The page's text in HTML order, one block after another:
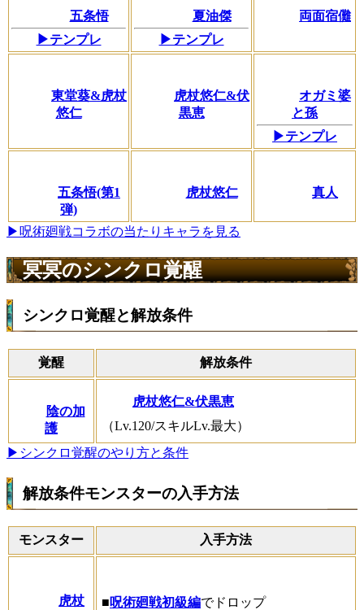
五条悟
▶テンプレ
夏油傑
▶テンプレ
両面宿儺
東堂葵&虎杖
悠仁
虎杖悠仁&伏
黒恵
オガミ婆
と孫
▶テンプレ
五条悟(第1
弾)
虎杖悠仁 真人
▶呪術廻戦コラボの当たりキャラを見る
冥冥のシンクロ覚醒
シンクロ覚醒と解放条件
覚醒 解放条件
陰の加
護
虎杖悠仁&伏黒恵
（Lv.120/スキルLv.最大）
▶シンクロ覚醒のやり方と条件
解放条件モンスターの入手方法
モンスター 入手方法
虎杖
■呪術廻戦初級編でドロップ